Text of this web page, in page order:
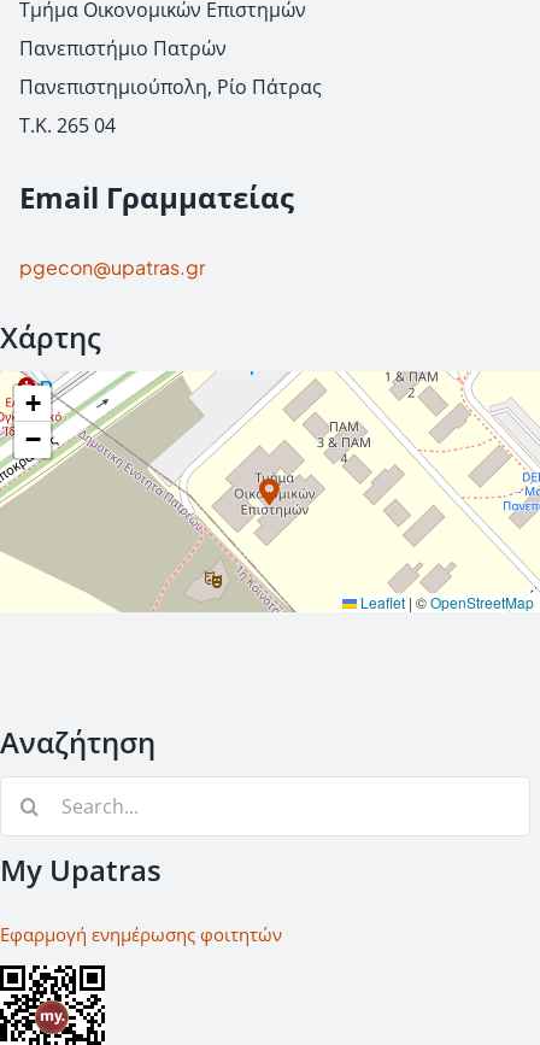
Τμήμα Οικονομικών Επιστημών
Πανεπιστήμιο Πατρών
Πανεπιστημιούπολη, Ρίο Πάτρας
Τ.Κ. 265 04
Email Γραμματείας
pgecon@upatras.gr
Χάρτης
+
−
Leaflet | ©OpenStreetMap
Αναζήτηση
My Upatras
Εφαρμογή ενημέρωσης φοιτητών